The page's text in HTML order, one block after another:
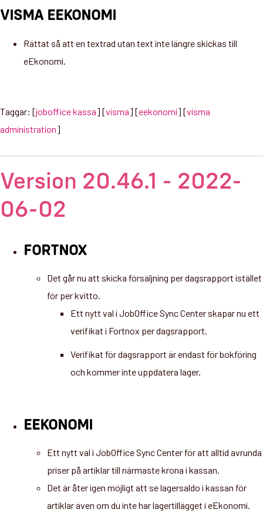
VISMA EEKONOMI
Rättat så att en textrad utan text inte längre skickas till
eEkonomi.
Taggar: [joboffice kassa] [visma] [eekonomi] [visma
administration]
Version 20.46.1 - 2022-
06-02
FORTNOX
Det går nu att skicka försäljning per dagsrapport istället
för per kvitto.
Ett nytt val i JobOffice Sync Center skapar nu ett
verifikat i Fortnox per dagsrapport.
Verifikat för dagsrapport är endast för bokföring
och kommer inte uppdatera lager.
EEKONOMI
Ett nytt val i JobOffice Sync Center för att alltid avrunda
priser på artiklar till närmaste krona i kassan.
Det är åter igen möjligt att se lagersaldo i kassan för
artiklar även om du inte har lagertillägget i eEkonomi.